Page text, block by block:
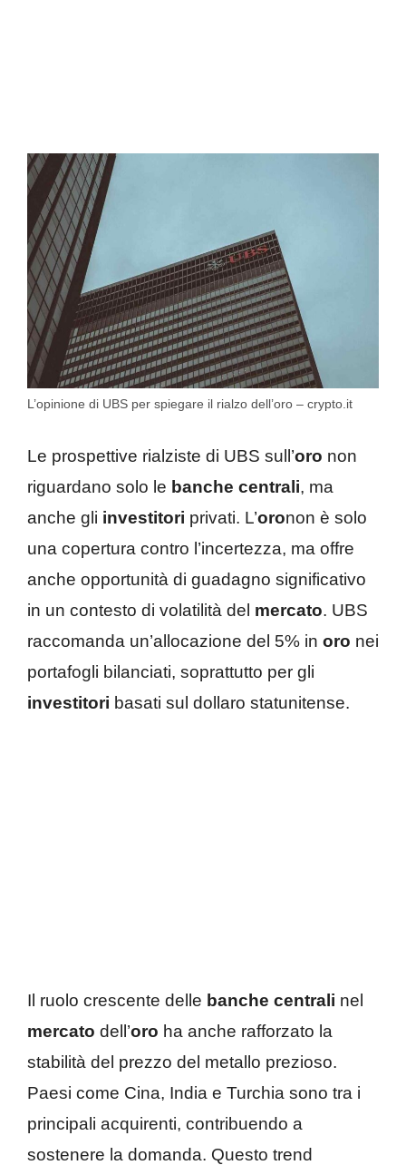
L’opinione di UBS per spiegare il rialzo dell’oro – crypto.it
Le prospettive rialziste di UBS sull’oro non
riguardano solo le banche centrali, ma
anche gli investitori privati. L’oronon è solo
una copertura contro l’incertezza, ma offre
anche opportunità di guadagno significativo
in un contesto di volatilità del mercato. UBS
raccomanda un’allocazione del 5% in oro nei
portafogli bilanciati, soprattutto per gli
investitori basati sul dollaro statunitense.
Il ruolo crescente delle banche centrali nel
mercato dell’oro ha anche rafforzato la
stabilità del prezzo del metallo prezioso.
Paesi come Cina, India e Turchia sono tra i
principali acquirenti, contribuendo a
sostenere la domanda. Questo trend